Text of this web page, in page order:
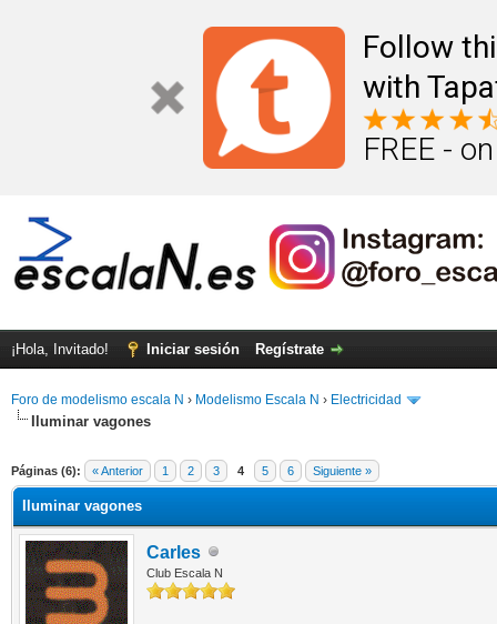
Follow
with
FREE -
¡Hola, Invitado! Iniciar sesión Regístrate
Foro de modelismo escala N › Modelismo Escala N › Electricidad
Iluminar vagones
Páginas (6): « Anterior 1 2 3 4 5 6 Siguiente »
Iluminar vagones
Carles
Club Escala N